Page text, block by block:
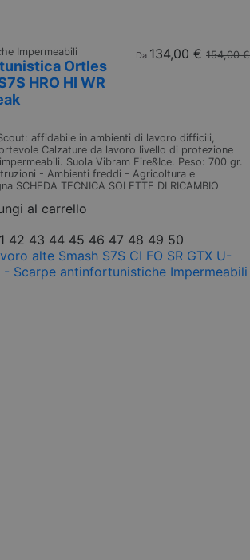
Impermeabili
Ortles
HRO HI WR
Da 134,00 € 154,00 €
affidabile in ambienti di lavoro difficili,
Calzature da lavoro livello di protezione
Suola Vibram Fire&Ice. Peso: 700 gr.
- Ambienti freddi - Agricoltura e
SCHEDA TECNICA SOLETTE DI RICAMBIO
al carrello
42 43 44 45 46 47 48 49 50